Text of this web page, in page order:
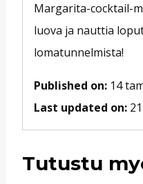
Margarita-cocktail-
luova ja nauttia
lomatunnelmista!
Published on: 14
Last updated on:
Tutustu